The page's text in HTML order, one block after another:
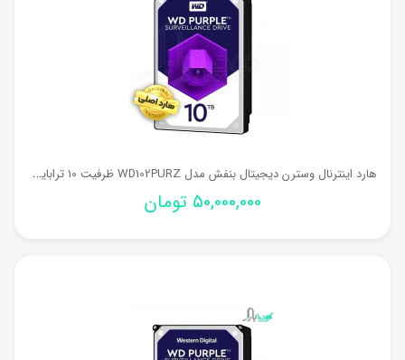
ه
ارد اینترنال وسترن دیجیتال بنفش مدل WD102PURZ ظرفیت 10 ترابایت (اصلی)
50,000,000 تومان